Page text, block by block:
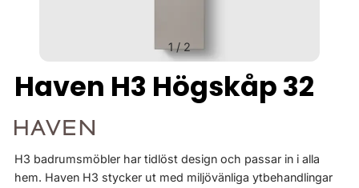
1/2
Haven H3 Högskåp 32
H3 badrumsmöbler har tidlöst design och passar in i alla
hem. Haven H3 stycker ut med miljövänliga ytbehandlingar